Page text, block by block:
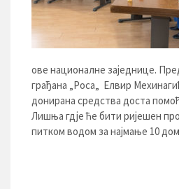
ове националне заједнице.
грађана „Роса„ Елвир
донирана средства доста
Лишња гдје ће бити ријешен
питком водом за најмање 10